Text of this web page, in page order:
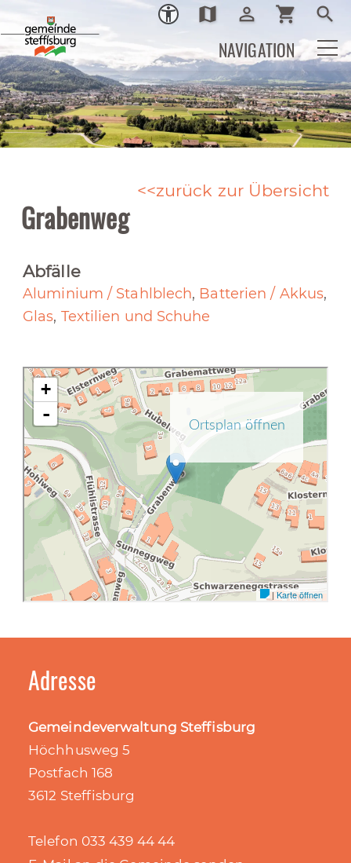
Ortsplan
map Login
person_outline shopping_cart search
NAVIGATION
zurück zur Übersicht
Grabenweg
Abfälle
Aluminium / Stahlblech, Batterien / Akkus,
Glas, Textilien und Schuhe
Adresse
Gemeindeverwaltung Steffisburg
Höchhusweg 5
Postfach 168
3612 Steffisburg
Telefon 033 439 44 44